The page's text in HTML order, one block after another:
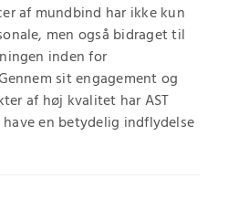
af mundbind har ikke kun
men også bidraget til
inden for
sit engagement og
af høj kvalitet har AST
en betydelig indflydelse